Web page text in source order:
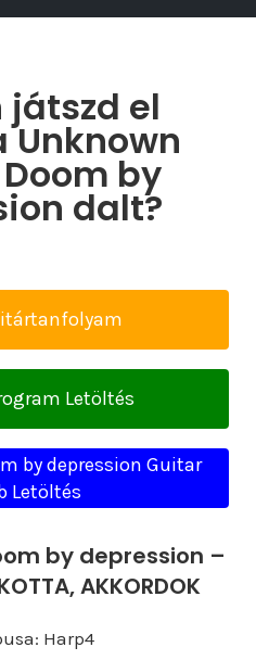
játszd el
by
dalt?
Letöltés
by depression Guitar
Letöltés
by depression –
AKKORDOK
Harp4